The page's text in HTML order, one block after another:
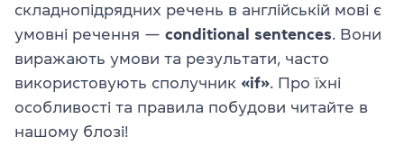
складнопідрядних речень в англійській мові є
умовні речення — conditional sentences . Вони
виражають умови та результати, часто
використовують сполучник «if» . Про їхні
особливості та правила побудови читайте в
нашому блозі!